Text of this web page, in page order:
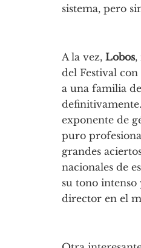
sistema, pero
A la vez, Lobos,
del Festival
a una familia
exponente de
puro
grandes
nacionales de
su tono intenso
director en el